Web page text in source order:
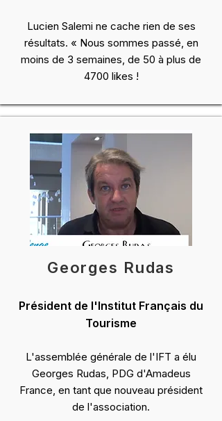
Lucien Salemi ne cache rien de ses
résultats. « Nous sommes passé, en
moins de 3 semaines, de 50 à plus de
4700 likes !
Georges Rudas
Président de l'Institut Français du
Tourisme
L'assemblée générale de l'IFT a élu
Georges Rudas, PDG d'Amadeus
France, en tant que nouveau président
de l'association.